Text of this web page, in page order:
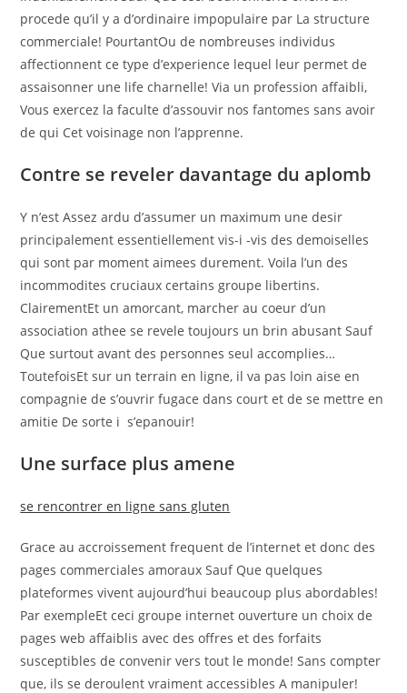
procede qu’il y a d’ordinaire impopulaire par La structure
commerciale! PourtantOu de nombreuses individus
affectionnent ce type d’experience lequel leur permet de
assaisonner une life charnelle! Via un profession affaibli,
Vous exercez la faculte d’assouvir nos fantomes sans avoir
de qui Cet voisinage non l’apprenne.
Contre se reveler davantage du aplomb
Y n’est Assez ardu d’assumer un maximum une desir
principalement essentiellement vis-i -vis des demoiselles
qui sont par moment aimees durement. Voila l’un des
incommodites cruciaux certains groupe libertins.
ClairementEt un amorcant, marcher au coeur d’un
association athee se revele toujours un brin abusant Sauf
Que surtout avant des personnes seul accomplies…
ToutefoisEt sur un terrain en ligne, il va pas loin aise en
compagnie de s’ouvrir fugace dans court et de se mettre en
amitie De sorte i s’epanouir!
Une surface plus amene
se rencontrer en ligne sans gluten
Grace au accroissement frequent de l’internet et donc des
pages commerciales amoraux Sauf Que quelques
plateformes vivent aujourd’hui beaucoup plus abordables!
Par exempleEt ceci groupe internet ouverture un choix de
pages web affaiblis avec des offres et des forfaits
susceptibles de convenir vers tout le monde! Sans compter
que, ils se deroulent vraiment accessibles A manipuler!